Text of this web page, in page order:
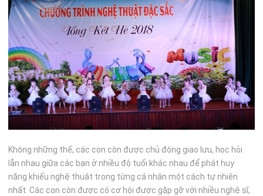
Không những thế, các con còn được chủ động giao lưu, học hỏi
lẫn nhau giữa các bạn ở nhiều độ tuổi khác nhau để phát huy
năng khiếu nghệ thuật trong từng cá nhân một cách tự nhiên
nhất. Các con còn được có cơ hội được gặp gỡ với nhiều nghệ sĩ,